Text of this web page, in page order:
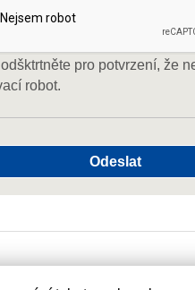
pro potvrzení, že
robot.